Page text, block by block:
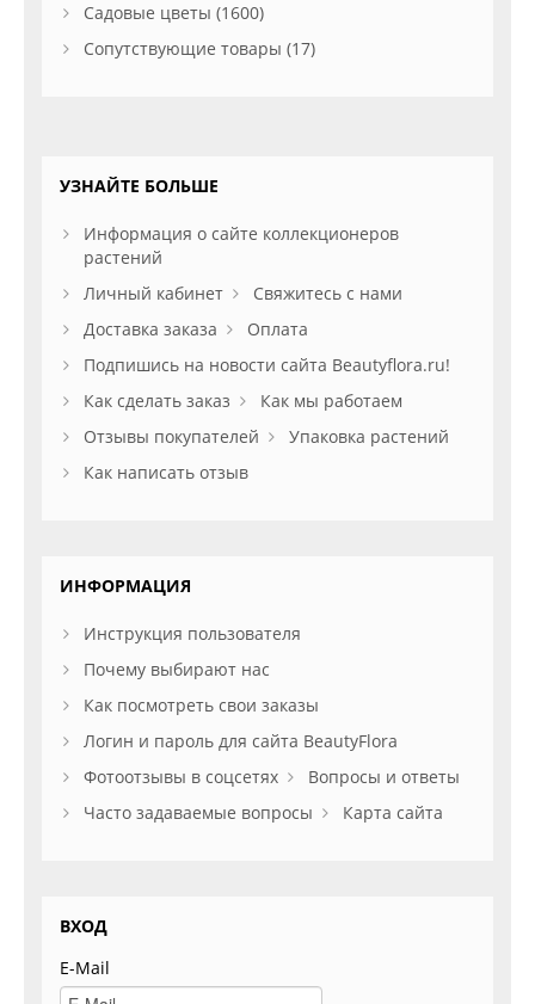
Садовые цветы (1600)
Сопутствующие товары (17)
УЗНАЙТЕ БОЛЬШЕ
Информация о сайте коллекционеров
растений
Личный кабинет
Свяжитесь с нами
Доставка заказа
Оплата
Подпишись на новости сайта Beautyflora.ru!
Как сделать заказ
Как мы работаем
Отзывы покупателей
Упаковка растений
Как написать отзыв
ИНФОРМАЦИЯ
Инструкция пользователя
Почему выбирают нас
Как посмотреть свои заказы
Логин и пароль для сайта BeautyFlora
Фотоотзывы в соцсетях
Вопросы и ответы
Часто задаваемые вопросы
Карта сайта
ВХОД
E-Mail